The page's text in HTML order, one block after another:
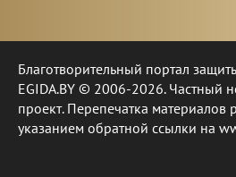
Благотворительный портал
EGIDA.BY © 2006-2026. Частный
проект. Перепечатка материалов
указанием обратной ссылки на